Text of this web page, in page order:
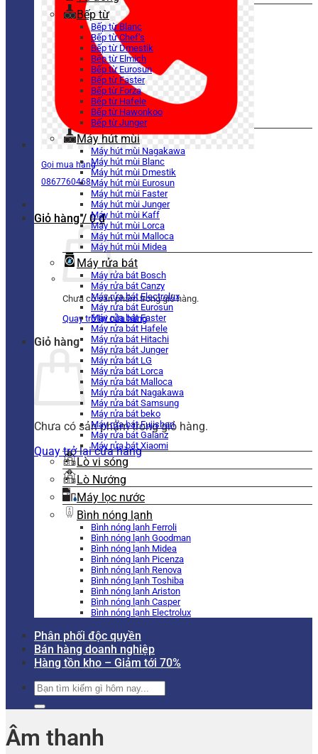
Gọi mua hàng
0867760468
Giỏ hàng / 0₫
Chưa có sản phẩm trong giỏ hàng.
Quay trở lại cửa hàng
Giỏ hàng
Chưa có sản phẩm trong giỏ hàng.
Quay trở lại cửa hàng
Bếp từ
Bếp từ Blanc
Bếp từ Chef’s
Bếp từ Dmestik
Bếp từ Elmich
Bếp từ Eurosun
Bếp từ Faster
Bếp từ Forza
Bếp từ Hafele
Bếp từ Hawonkoo
Bếp từ Junger
Máy hút mùi
Máy hút mùi Nagakawa
Máy hút mùi Blanc
Máy hút mùi Dmestik
Máy hút mùi Eurosun
Máy hút mùi Faster
Máy hút mùi Junger
Máy hút mùi Kaff
Máy hút mùi Lorca
Máy hút mùi Malloca
Máy hút mùi Midea
Máy rửa bát
Máy rửa bát Bosch
Máy rửa bát Canzy
Máy rửa bát Electrolux
Máy rửa bát Eurosun
Máy rửa bát Faster
Máy rửa bát Hafele
Máy rửa bát Hitachi
Máy rửa bát Junger
Máy rửa bát LG
Máy rửa bát Lorca
Máy rửa bát Malloca
Máy rửa bát Nagakawa
Máy rửa bát Samsung
Máy rửa bát beko
Máy rửa bát Fujishan
Máy rửa bát Galanz
Máy rửa bát Xiaomi
Lò vi sóng
Lò Nướng
Máy lọc nước
Bình nóng lạnh
Bình nóng lạnh Ferroli
Bình nóng lạnh Goodman
Bình nóng lạnh Midea
Bình nóng lạnh Picenza
Bình nóng lạnh Renova
Bình nóng lạnh Toshiba
Bình nóng lạnh Ariston
Bình nóng lạnh Casper
Bình nóng lạnh Electrolux
Phân phối độc quyền
Bán hàng doanh nghiệp
Hàng tồn kho – Giảm tới 70%
Tìm
kiếm:
Âm thanh